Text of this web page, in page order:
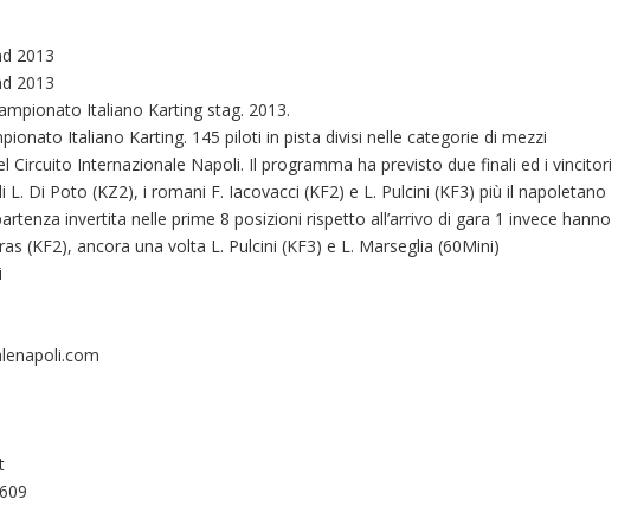
2013
2013
Italiano Karting stag. 2013.
Italiano Karting. 145 piloti in pista divisi nelle categorie di mezzi
Circuito Internazionale Napoli. Il programma ha previsto due finali ed i vincitori
Di Poto (KZ2), i romani F. Iacovacci (KF2) e L. Pulcini (KF3) più il napoletano
invertita nelle prime 8 posizioni rispetto all’arrivo di gara 1 invece hanno
(KF2), ancora una volta L. Pulcini (KF3) e L. Marseglia (60Mini)